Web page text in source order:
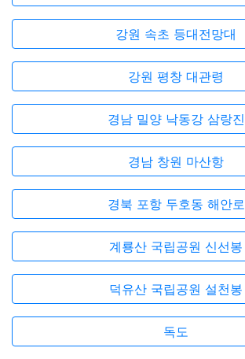
강원 속초 등대전망대
강원 평창 대관령
경남 밀양 낙동강 삼랑진
경남 창원 마산항
경북 포항 두호동 해안로
계룡산 국립공원 신선봉
덕유산 국립공원 설천봉
독도